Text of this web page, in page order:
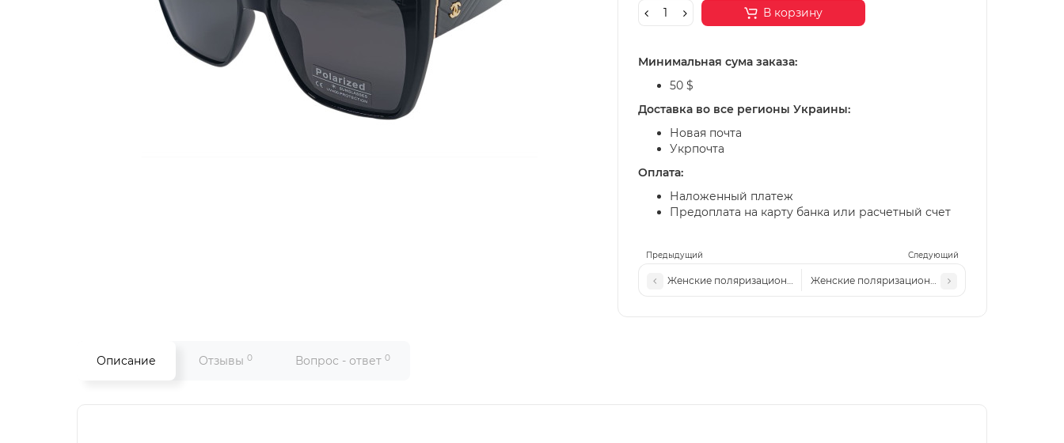
Предыдущий Следующий
Женские поляризационные солнцезащитные очки CH Р33864 черные-матовые
Женские поляризационные солнцезащитные
В корзину
Минимальная сума заказа:
50 $
Доставка во все регионы Украины:
Новая почта
Укрпочта
Оплата:
Наложенный платеж
Предоплата на карту банка или расчетный счет
Описание Отзывы 0 Вопрос - ответ 0